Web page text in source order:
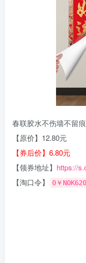
春联胶水不伤墙不留
【原价】12.80元
【券后价】6.80元
【领券地址】 https://
【淘口令】
0￥